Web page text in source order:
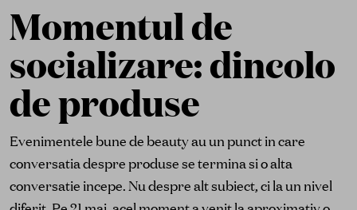
Momentul de
socializare: dincolo
de produse
Evenimentele bune de beauty au un punct in care
conversatia despre produse se termina si o alta
conversatie incepe. Nu despre alt subiect, ci la un nivel